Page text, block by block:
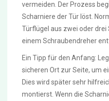
vermeiden. Der Prozess
Scharniere der Tür löst.
Türflügel aus zwei oder
einem Schraubendreher
Ein Tipp für den Anfang:
sicheren Ort zur Seite, um
Dies wird später sehr
montierst. Wenn die